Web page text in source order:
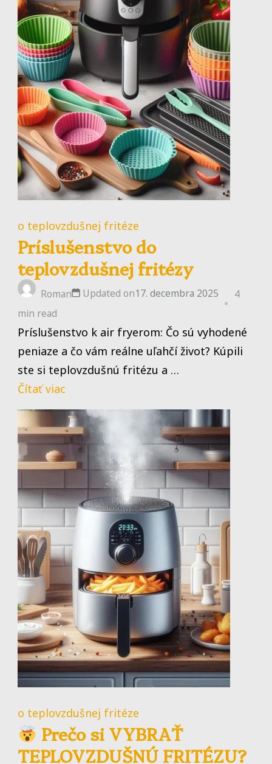
o teplovzdušnej fritéze
Príslušenstvo do
teplovzdušnej fritézy
Roman Updated on17. decembra 2025
4
min read
Príslušenstvo k air fryerom: Čo sú vyhodené
peniaze a čo vám reálne uľahčí život? Kúpili
ste si teplovzdušnú fritézu a …
Čítať viac
o teplovzdušnej fritéze
Prečo si VYBRAŤ
TEPLOVZDUŠNÚ FRITÉZU?